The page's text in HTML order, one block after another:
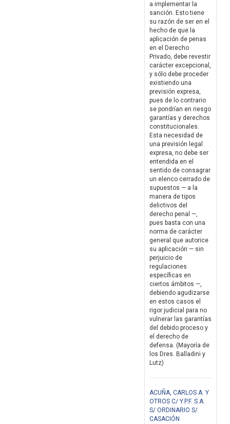
a implementar la
sanción. Esto tiene
su razón de ser en el
hecho de que la
aplicación de penas
en el Derecho
Privado, debe revestir
carácter excepcional,
y sólo debe proceder
existiendo una
previsión expresa,
pues de lo contrario
se pondrían en riesgo
garantías y derechos
constitucionales.
Esta necesidad de
una previsión legal
expresa, no debe ser
entendida en el
sentido de consagrar
un elenco cerrado de
supuestos — a la
manera de tipos
delictivos del
derecho penal —,
pues basta con una
norma de carácter
general que autorice
su aplicación — sin
perjuicio de
regulaciones
específicas en
ciertos ámbitos —,
debiendo agudizarse
en estos casos el
rigor judicial para no
vulnerar las garantías
del debido proceso y
el derecho de
defensa. (Mayoría de
los Dres. Balladini y
Lutz)
ACUÑA, CARLOS A. Y
OTROS C/ Y.P.F. S.A.
S/ ORDINARIO S/
CASACIÓN